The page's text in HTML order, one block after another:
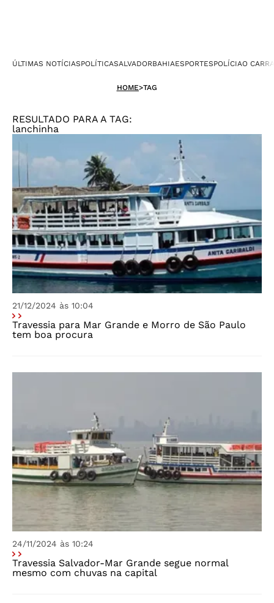
ÚLTIMAS NOTÍCIASPOLÍTICASALVADORBAHIAESPORTESPOLÍCIAO
HOME>TAG
RESULTADO PARA A TAG:
lanchinha
21/12/2024 às 10:04
Travessia para Mar Grande e Morro de São Paulo
tem boa procura
24/11/2024 às 10:24
Travessia Salvador-Mar Grande segue normal
mesmo com chuvas na capital